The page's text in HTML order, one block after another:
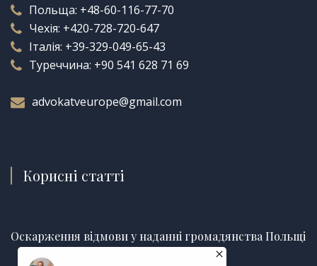
Польща: +48-60-116-77-70
Чехія: +420-728-720-647
Італія: +39-329-049-65-43
Туреччина: +90 541 628 71 69
advokatveurope@gmail.com
Корисні статті
Оскарження відмови у наданні громадянства Польщі